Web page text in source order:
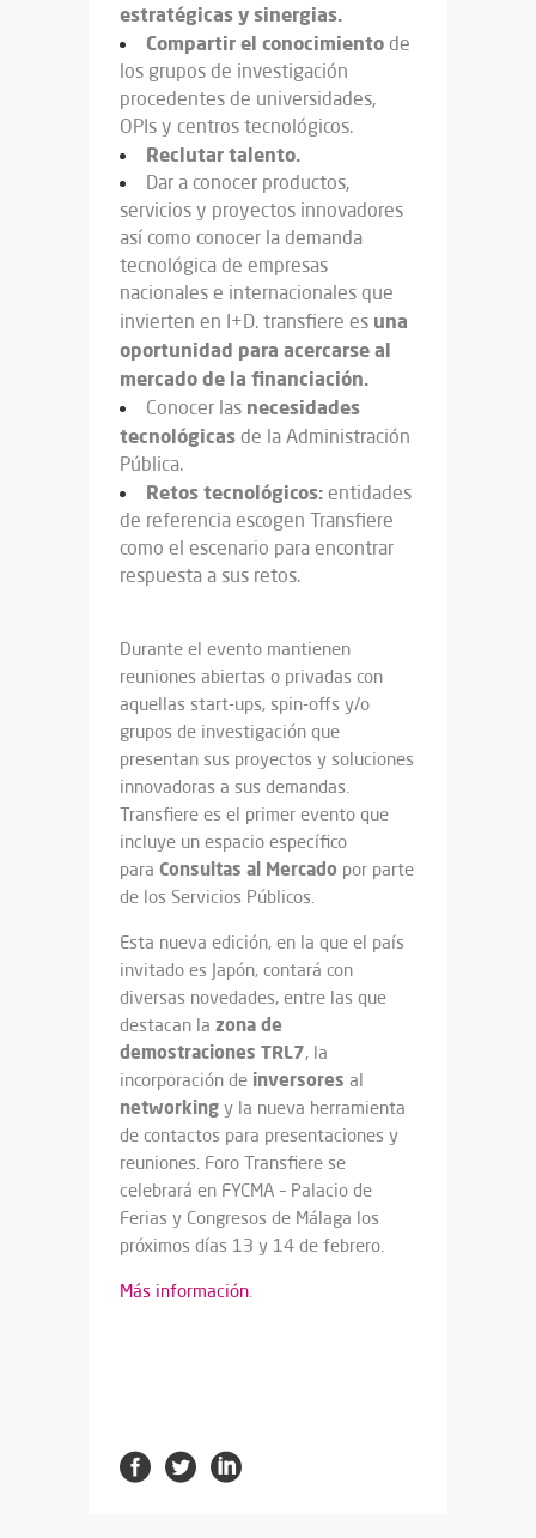
estratégicas y sinergias.
Compartir el conocimiento de
los grupos de investigación
procedentes de universidades,
OPIs y centros tecnológicos.
Reclutar talento.
Dar a conocer productos,
servicios y proyectos innovadores
así como conocer la demanda
tecnológica de empresas
nacionales e internacionales que
invierten en I+D. transfiere es una
oportunidad para acercarse al
mercado de la financiación.
Conocer las necesidades
tecnológicas de la Administración
Pública.
Retos tecnológicos: entidades
de referencia escogen Transfiere
como el escenario para encontrar
respuesta a sus retos.
Durante el evento mantienen
reuniones abiertas o privadas con
aquellas start-ups, spin-offs y/o
grupos de investigación que
presentan sus proyectos y soluciones
innovadoras a sus demandas.
Transfiere es el primer evento que
incluye un espacio específico
para Consultas al Mercado por parte
de los Servicios Públicos.
Esta nueva edición, en la que el país
invitado es Japón, contará con
diversas novedades, entre las que
destacan la zona de
demostraciones TRL7, la
incorporación de inversores al
networking y la nueva herramienta
de contactos para presentaciones y
reuniones. Foro Transfiere se
celebrará en FYCMA – Palacio de
Ferias y Congresos de Málaga los
próximos días 13 y 14 de febrero.
Más información.